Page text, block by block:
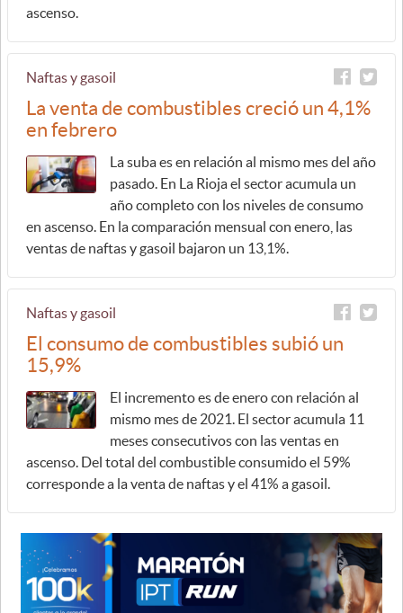
ascenso.
Naftas y gasoil
La venta de combustibles creció un 4,1%
en febrero
La suba es en relación al mismo mes del año
pasado. En La Rioja el sector acumula un
año completo con los niveles de consumo
en ascenso. En la comparación mensual con enero, las
ventas de naftas y gasoil bajaron un 13,1%.
Naftas y gasoil
El consumo de combustibles subió un
15,9%
El incremento es de enero con relación al
mismo mes de 2021. El sector acumula 11
meses consecutivos con las ventas en
ascenso. Del total del combustible consumido el 59%
corresponde a la venta de naftas y el 41% a gasoil.